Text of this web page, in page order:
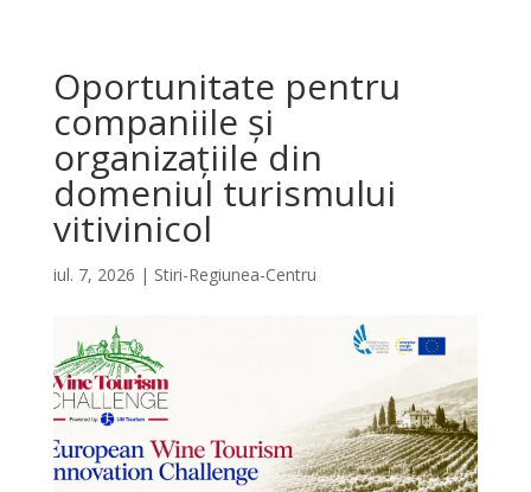
Oportunitate pentru
companiile și
organizațiile din
domeniul turismului
vitivinicol
iul. 7, 2026 | Stiri-Regiunea-Centru